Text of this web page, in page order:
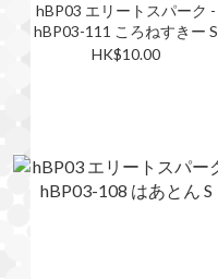
hBP03 エリートスパーク -
hBP03-111 ころねすきー S
HK$10.00